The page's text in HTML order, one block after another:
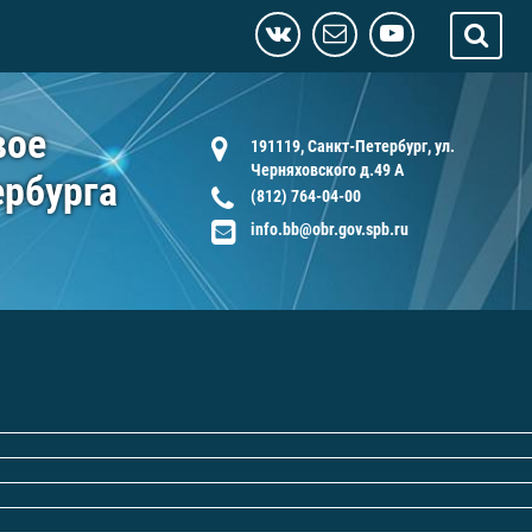
191119, Санкт-Петербург, ул.
Черняховского д.49 А
(812) 764-04-00
info.bb@obr.gov.spb.ru